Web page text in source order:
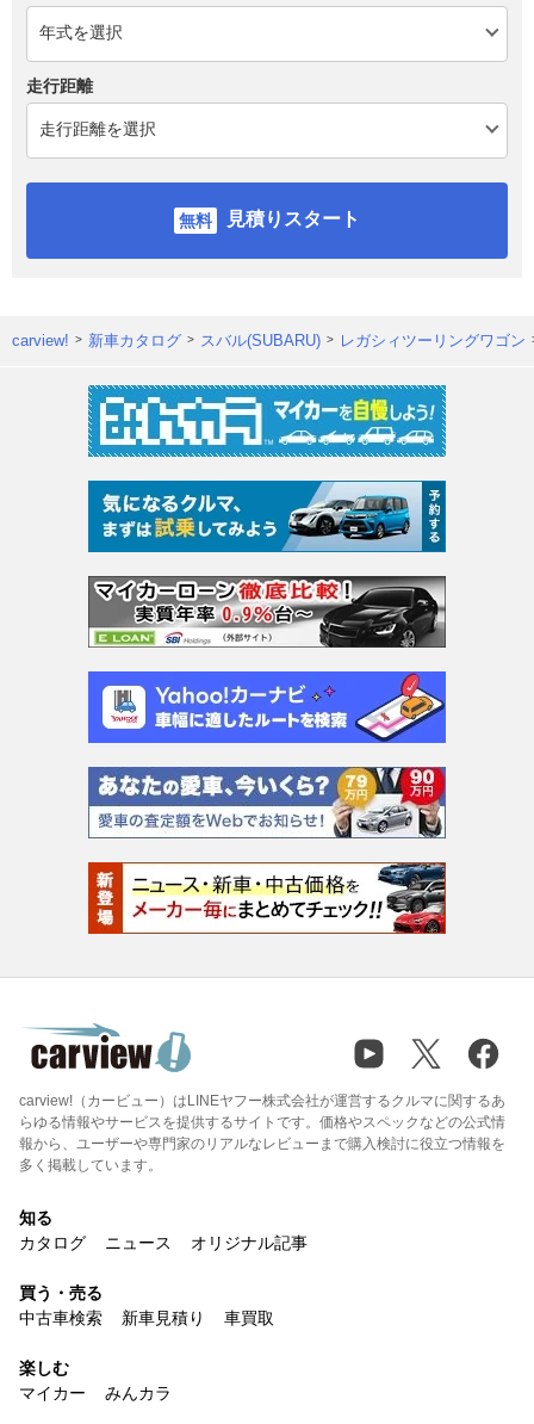
走行距離
見積りスタート
carview! 新車カタログ スバル(SUBARU) レガシィツーリングワゴン
carview!（カービュー）はLINEヤフー株式会社が運営するクルマに関するあ
らゆる情報やサービスを提供するサイトです。価格やスペックなどの公式情
報から、ユーザーや専門家のリアルなレビューまで購入検討に役立つ情報を
多く掲載しています。
知る
カタログ
ニュース オリジナル記事
買う・売る
中古車検索
新車見積り 車買取
楽しむ
マイカー
みんカラ